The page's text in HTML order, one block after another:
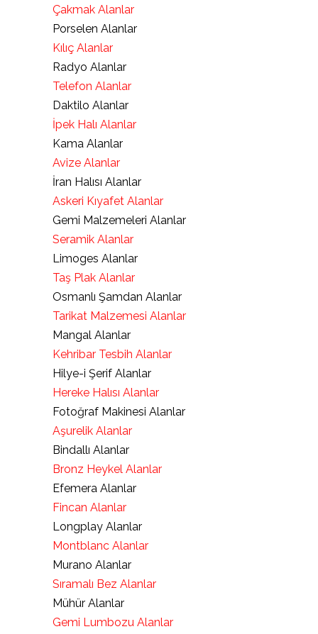
Çakmak Alanlar
Porselen Alanlar
Kılıç Alanlar
Radyo Alanlar
Telefon Alanlar
Daktilo Alanlar
İpek Halı Alanlar
Kama Alanlar
Avize Alanlar
İran Halısı Alanlar
Askeri Kıyafet Alanlar
Gemi Malzemeleri Alanlar
Seramik Alanlar
Limoges Alanlar
Taş Plak Alanlar
Osmanlı Şamdan Alanlar
Tarikat Malzemesi Alanlar
Mangal Alanlar
Kehribar Tesbih Alanlar
Hilye-i Şerif Alanlar
Hereke Halısı Alanlar
Fotoğraf Makinesi Alanlar
Aşurelik Alanlar
Bindallı Alanlar
Bronz Heykel Alanlar
Efemera Alanlar
Fincan Alanlar
Longplay Alanlar
Montblanc Alanlar
Murano Alanlar
Sıramalı Bez Alanlar
Mühür Alanlar
Gemi Lumbozu Alanlar